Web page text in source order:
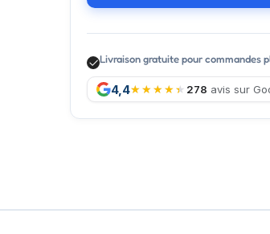
Livraison gratuite pour commandes
4,4 278 avis sur